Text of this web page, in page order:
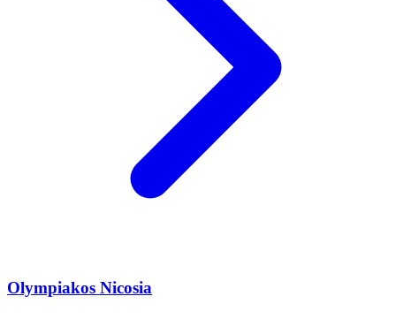
Olympiakos Nicosia